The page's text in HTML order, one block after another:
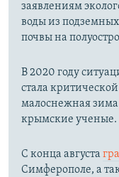
заявлениям
воды из
почвы на
В 2020 году
стала
малоснежная зима
крымские ученые.
С конца августа
Симферополе, а